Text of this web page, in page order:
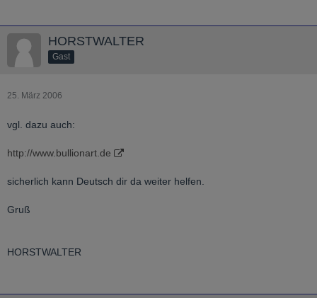
HORSTWALTER
Gast
25. März 2006
vgl. dazu auch:
http://www.bullionart.de
sicherlich kann Deutsch dir da weiter helfen.
Gruß
HORSTWALTER